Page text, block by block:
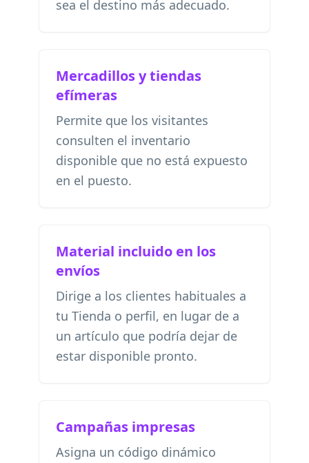
sea el destino más adecuado.
Mercadillos y tiendas
efímeras
Permite que los visitantes
consulten el inventario
disponible que no está expuesto
en el puesto.
Material incluido en los
envíos
Dirige a los clientes habituales a
tu Tienda o perfil, en lugar de a
un artículo que podría dejar de
estar disponible pronto.
Campañas impresas
Asigna un código dinámico